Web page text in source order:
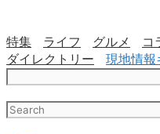
特集 ライフ グルメ コ
ダイレクトリー
現地情報